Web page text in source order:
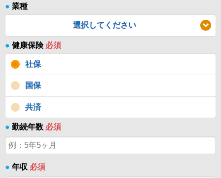
● 業種
選択してください
● 健康保険 必須
社保
国保
共済
● 勤続年数 必須
● 年収 必須